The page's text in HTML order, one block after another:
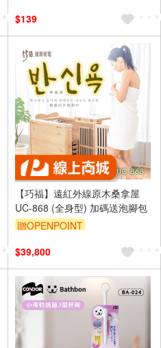
$139
【巧福】遠紅外線原木桑拿屋
UC-868 (全身型) 加碼送泡腳包
贈OPENPOINT
$39,800